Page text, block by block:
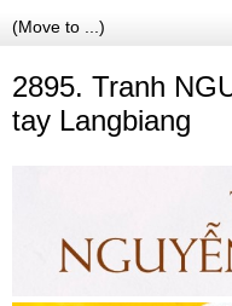
2895. Tranh
tay Langbiang